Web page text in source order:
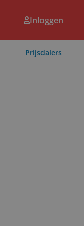
Inloggen
Prijsdalers